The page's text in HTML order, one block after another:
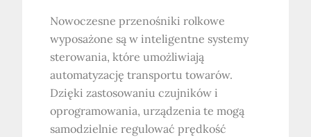
Nowoczesne przenośniki rolkowe
wyposażone są w inteligentne systemy
sterowania, które umożliwiają
automatyzację transportu towarów.
Dzięki zastosowaniu czujników i
oprogramowania, urządzenia te mogą
samodzielnie regulować prędkość